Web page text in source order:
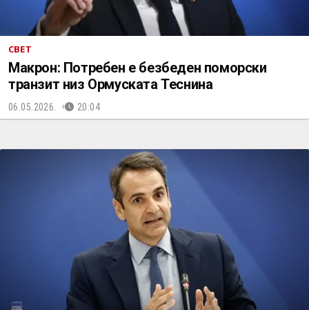
СВЕТ
Макрон: Потребен е безбеден поморски
транзит низ Ормуската Теснина
06.05.2026. 20:04